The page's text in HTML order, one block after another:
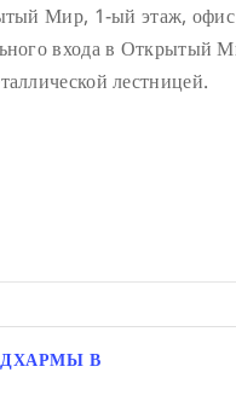
Мир, 1-ый этаж,
входа в Открытый
лестницей.
В